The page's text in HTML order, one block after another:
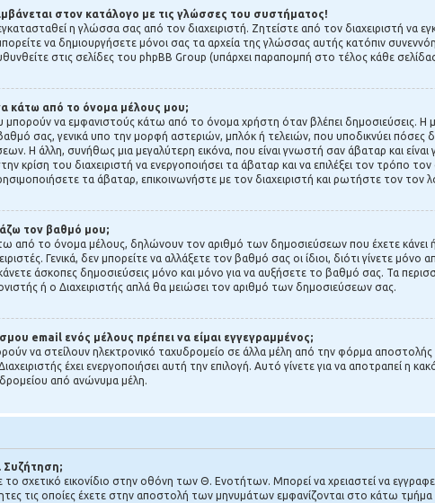
στον κατάλογο με τις γλώσσες του συστήματος!
η γλώσσα σας από τον διαχειριστή. Ζητείστε από τον διαχειριστή να
να δημιουργήσετε μόνοι σας τα αρχεία της γλώσσας αυτής κατόπιν
στις σελίδες του phpBB Group (υπάρχει παραπομπή στο τέλος κάθε
κάτω από το όνομα μέλους μου;
να εμφανιστούς κάτω από το όνομα χρήστη όταν βλέπει δημοσιεύσεις. Η
σας, γενικά υπο την μορφή αστεριών, μπλόκ ή τελειών, που υποδικνύει πόσες
Η άλλη, συνήθως μια μεγαλύτερη εικόνα, που είναι γνωστή σαν άβαταρ και είναι
κρίση του διαχειριστή να ενεργοποιήσει τα άβαταρ και να επιλέξει τον τρόπο
τα άβαταρ, επικοινωνήστε με τον διαχειριστή και ρωτήστε τον τον
τον βαθμό μου;
από το όνομα μέλους, δηλώνουν τον αριθμό των δημοσιεύσεων που έχετε κάνει ή
Γενικά, δεν μπορείτε να αλλάξετε τον βαθμό σας οι ίδιοι, διότι γίνετε μόνο
άσκοπες δημοσιεύσεις μόνο και μόνο για να αυξήσετε το βαθμό σας. Τα
ή ο Διαχειριστής απλά θα μειώσει τον αριθμό των δημοσιεύσεων σας.
email ενός μέλους πρέπει να είμαι εγγεγραμμένος;
να στείλουν ηλεκτρονικό ταχυδρομείο σε άλλα μέλη από την φόρμα αποστολής
έχει ενεργοποιήσει αυτή την επιλογή. Αυτό γίνετε για να αποτραπεί η
από ανώνυμα μέλη.
Συζήτηση;
το σχετικό εικονίδιο στην οθόνη των Θ. Ενοτήτων. Μπορεί να χρειαστεί να
τις οποίες έχετε στην αποστολή των μηνυμάτων εμφανίζονται στο κάτω